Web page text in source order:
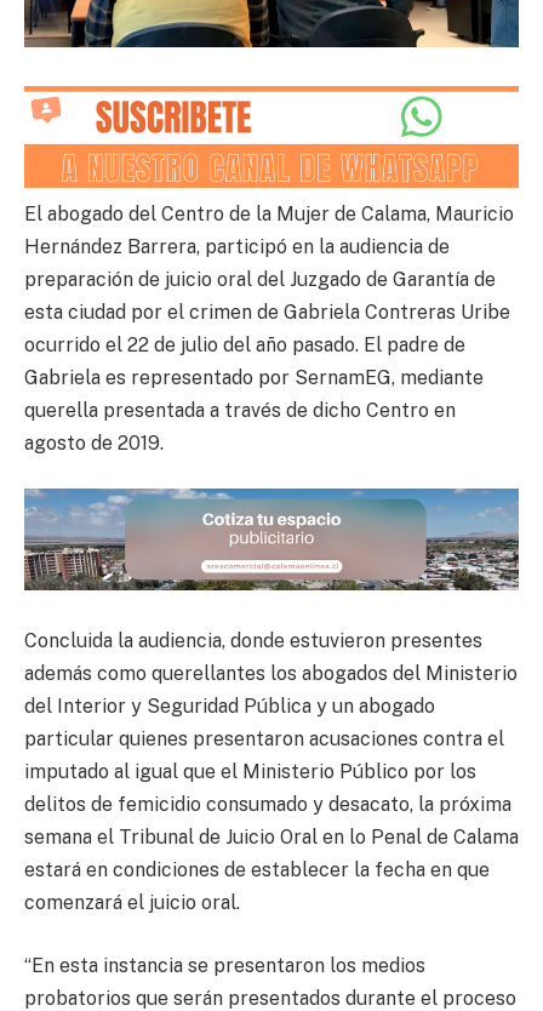
El abogado del Centro de la Mujer de Calama, Mauricio
Hernández Barrera, participó en la audiencia de
preparación de juicio oral del Juzgado de Garantía de
esta ciudad por el crimen de Gabriela Contreras Uribe
ocurrido el 22 de julio del año pasado. El padre de
Gabriela es representado por SernamEG, mediante
querella presentada a través de dicho Centro en
agosto de 2019.
Concluida la audiencia, donde estuvieron presentes
además como querellantes los abogados del Ministerio
del Interior y Seguridad Pública y un abogado
particular quienes presentaron acusaciones contra el
imputado al igual que el Ministerio Público por los
delitos de femicidio consumado y desacato, la próxima
semana el Tribunal de Juicio Oral en lo Penal de Calama
estará en condiciones de establecer la fecha en que
comenzará el juicio oral.
“En esta instancia se presentaron los medios
probatorios que serán presentados durante el proceso